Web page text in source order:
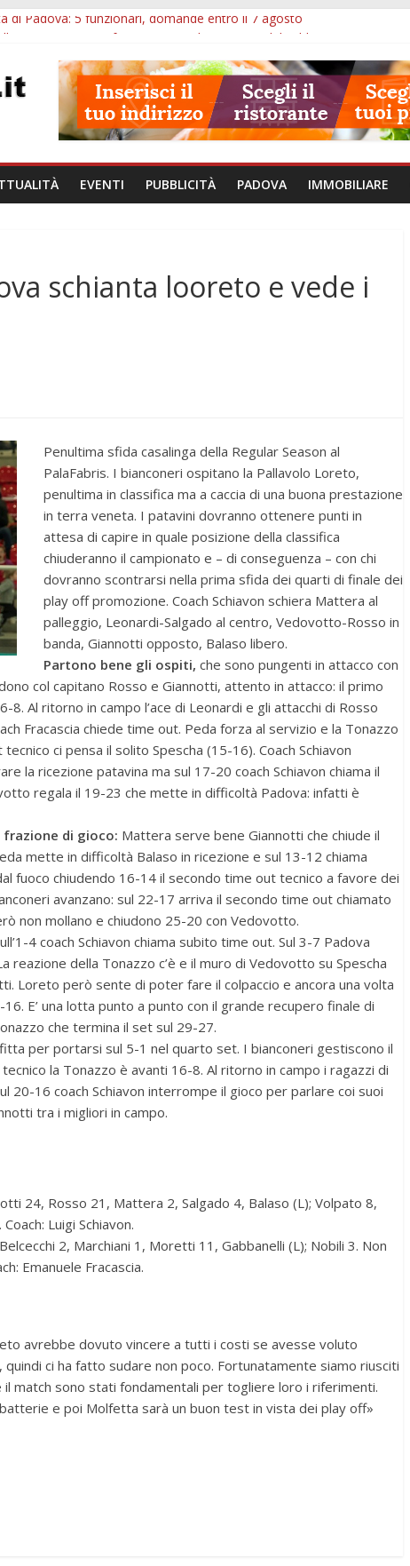
di Padova: 5 funzionari, domande entro il 7 agosto
un’ora per osservare davvero un’opera
ore 21: lavoratore morto, credito sul gasolio e IA nei Comuni
visite ed escursioni fino a settembre
EVENTI PUBBLICITÀ PADOVA IMMOBILIARE
schianta looreto e vede i
Penultima sfida casalinga della Regular Season al
PalaFabris. I bianconeri ospitano la Pallavolo Loreto,
penultima in classifica ma a caccia di una buona prestazione
in terra veneta. I patavini dovranno ottenere punti in
attesa di capire in quale posizione della classifica
chiuderanno il campionato e – di conseguenza – con chi
dovranno scontrarsi nella prima sfida dei quarti di finale dei
play off promozione. Coach Schiavon schiera Mattera al
palleggio, Leonardi-Salgado al centro, Vedovotto-Rosso in
banda, Giannotti opposto, Balaso libero.
Partono bene gli ospiti, che sono pungenti in attacco con
col capitano Rosso e Giannotti, attento in attacco: il primo
Al ritorno in campo l’ace di Leonardi e gli attacchi di Rosso
Fracascia chiede time out. Peda forza al servizio e la Tonazzo
ci pensa il solito Spescha (15-16). Coach Schiavon
la ricezione patavina ma sul 17-20 coach Schiavon chiama il
regala il 19-23 che mette in difficoltà Padova: infatti è
frazione di gioco: Mattera serve bene Giannotti che chiude il
mette in difficoltà Balaso in ricezione e sul 13-12 chiama
fuoco chiudendo 16-14 il secondo time out tecnico a favore dei
avanzano: sul 22-17 arriva il secondo time out chiamato
non mollano e chiudono 25-20 con Vedovotto.
4 coach Schiavon chiama subito time out. Sul 3-7 Padova
della Tonazzo c’è e il muro di Vedovotto su Spescha
Loreto però sente di poter fare il colpaccio e ancora una volta
E’ una lotta punto a punto con il grande recupero finale di
che termina il set sul 29-27.
per portarsi sul 5-1 nel quarto set. I bianconeri gestiscono il
la Tonazzo è avanti 16-8. Al ritorno in campo i ragazzi di
20-16 coach Schiavon interrompe il gioco per parlare coi suoi
tra i migliori in campo.
24, Rosso 21, Mattera 2, Salgado 4, Balaso (L); Volpato 8,
Luigi Schiavon.
2, Marchiani 1, Moretti 11, Gabbanelli (L); Nobili 3. Non
Emanuele Fracascia.
avrebbe dovuto vincere a tutti i costi se avesse voluto
ci ha fatto sudare non poco. Fortunatamente siamo riusciti
match sono stati fondamentali per togliere loro i riferimenti.
e poi Molfetta sarà un buon test in vista dei play off»